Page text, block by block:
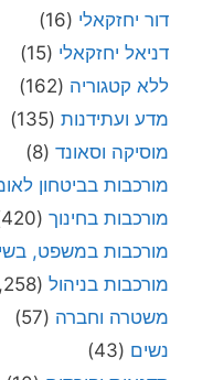
דור יחזקאלי (16)
דניאל יחזקאלי (15)
ללא קטגוריה (162)
מדע ועתידנות (135)
מוסיקה וסאונד (8)
מורכבות בביטחון
מורכבות בחינוך (420)
מורכבות במשפט,
מורכבות בניהול (1,258)
משטרה וחברה (57)
נשים (43)